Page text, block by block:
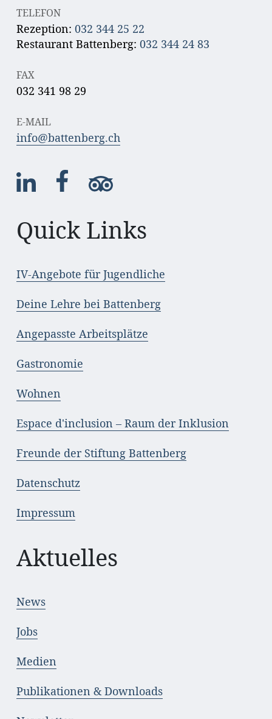
TELEFON
Rezeption: 032 344 25 22
Restaurant Battenberg: 032 344 24 83
FAX
032 341 98 29
E-MAIL
info@battenberg.ch
Quick Links
IV-Angebote für Jugendliche
Deine Lehre bei Battenberg
Angepasste Arbeitsplätze
Gastronomie
Wohnen
Espace d'inclusion – Raum der Inklusion
Freunde der Stiftung Battenberg
Datenschutz
Impressum
Aktuelles
News
Jobs
Medien
Publikationen & Downloads